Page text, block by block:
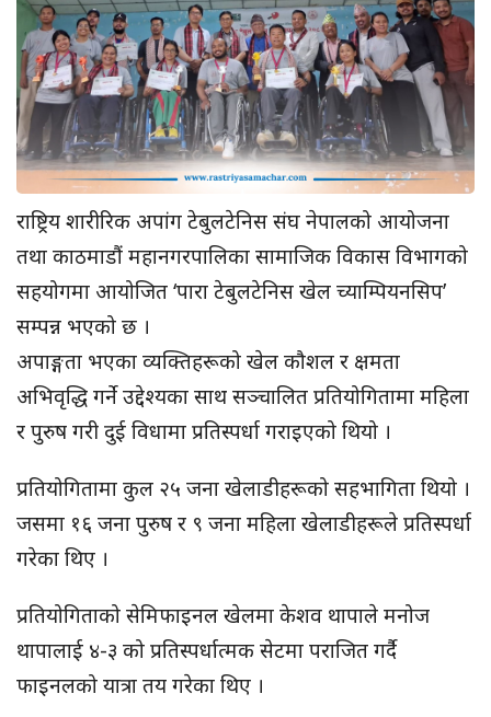
राष्ट्रिय शारीरिक अपांग टेबुलटेनिस संघ नेपालको आयोजना
तथा काठमाडौं महानगरपालिका सामाजिक विकास विभागको
सहयोगमा आयोजित ‘पारा टेबुलटेनिस खेल च्याम्पियनसिप’
सम्पन्न भएको छ ।
अपाङ्गता भएका व्यक्तिहरूको खेल कौशल र क्षमता
अभिवृद्धि गर्ने उद्देश्यका साथ सञ्चालित प्रतियोगितामा महिला
र पुरुष गरी दुई विधामा प्रतिस्पर्धा गराइएको थियो ।
प्रतियोगितामा कुल २५ जना खेलाडीहरूको सहभागिता थियो ।
जसमा १६ जना पुरुष र ९ जना महिला खेलाडीहरूले प्रतिस्पर्धा
गरेका थिए ।
प्रतियोगिताको सेमिफाइनल खेलमा केशव थापाले मनोज
थापालाई ४-३ को प्रतिस्पर्धात्मक सेटमा पराजित गर्दै
फाइनलको यात्रा तय गरेका थिए ।